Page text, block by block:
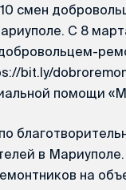
смен
С 8
bit.ly/
помощи
в
на